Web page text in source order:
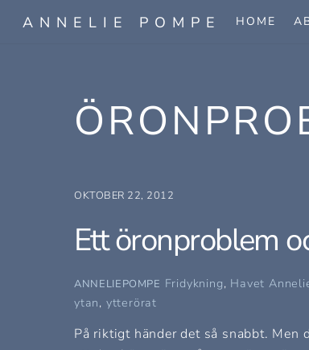
ANNELIE POMPE HOME
OKTOBER 22, 2012
Ett öronproblem
ANNELIEPOMPE Fridykning, Havet
ytan, ytterörat
På riktigt händer det så snabbt. Men